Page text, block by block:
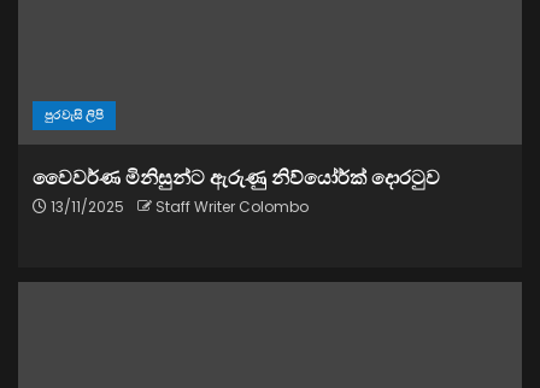
පුරවැසි ලිපි
වෛවර්ණ මිනිසුන්ට ඇරුණු නිව්යෝර්ක් දොරටුව
13/11/2025 Staff Writer Colombo